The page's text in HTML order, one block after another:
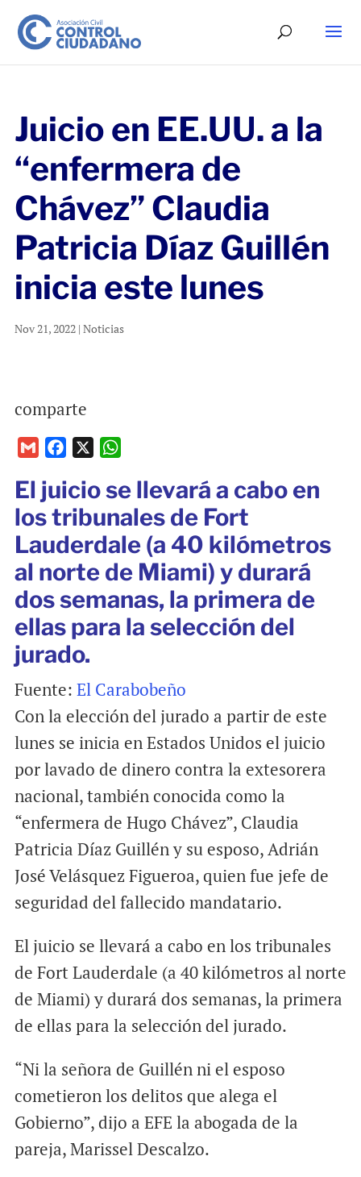
Juicio en EE.UU. a la
“enfermera de
Chávez” Claudia
Patricia Díaz Guillén
inicia este lunes
Nov 21, 2022| Noticias
comparte
a
i
l
c
e
b
o
o
k
a
t
s
A
p
p
El juicio se llevará a cabo en
los tribunales de Fort
Lauderdale (a 40 kilómetros
al norte de Miami) y durará
dos semanas, la primera de
ellas para la selección del
jurado.
Fuente: El Carabobeño
Con la elección del jurado a partir de este
lunes se inicia en Estados Unidos el juicio
por lavado de dinero contra la extesorera
nacional, también conocida como la
“enfermera de Hugo Chávez”, Claudia
Patricia Díaz Guillén y su esposo, Adrián
José Velásquez Figueroa, quien fue jefe de
seguridad del fallecido mandatario.
El juicio se llevará a cabo en los tribunales
de Fort Lauderdale (a 40 kilómetros al norte
de Miami) y durará dos semanas, la primera
de ellas para la selección del jurado.
“Ni la señora de Guillén ni el esposo
cometieron los delitos que alega el
Gobierno”, dijo a EFE la abogada de la
pareja, Marissel Descalzo.